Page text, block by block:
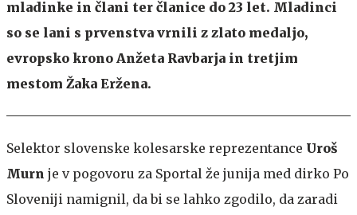
mladinke in člani ter članice do 23 let. Mladinci
so se lani s prvenstva vrnili z zlato medaljo,
evropsko krono Anžeta Ravbarja in tretjim
mestom Žaka Eržena.
Selektor slovenske kolesarske reprezentance Uroš
Murn je v pogovoru za Sportal že junija med dirko Po
Sloveniji namignil, da bi se lahko zgodilo, da zaradi